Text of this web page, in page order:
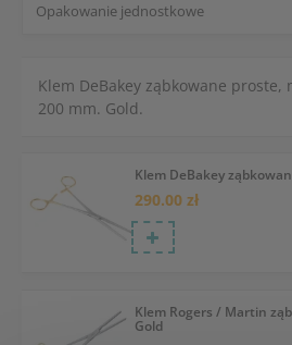
Klem DeBakey
290.00 zł
Klem Rogers / Martin
Gold
Opakowanie jednostkowe
Klem DeBakey ząbkowane proste,
200 mm. Gold.